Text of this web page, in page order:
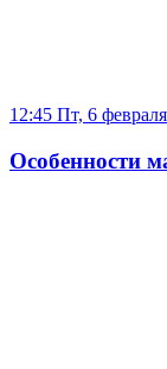
12:45 Пт, 6 февраля
Особенности